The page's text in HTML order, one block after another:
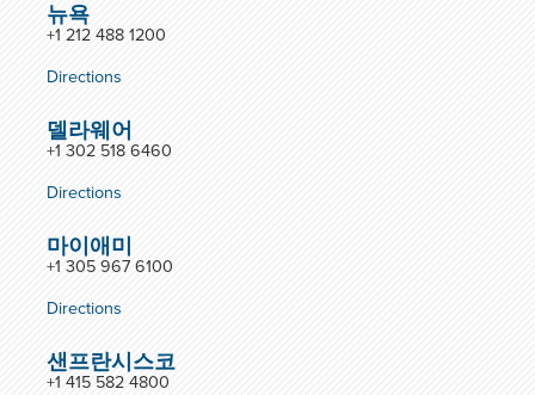
뉴욕
+1 212 488 1200
Directions
델라웨어
+1 302 518 6460
Directions
마이애미
+1 305 967 6100
Directions
샌프란시스코
+1 415 582 4800